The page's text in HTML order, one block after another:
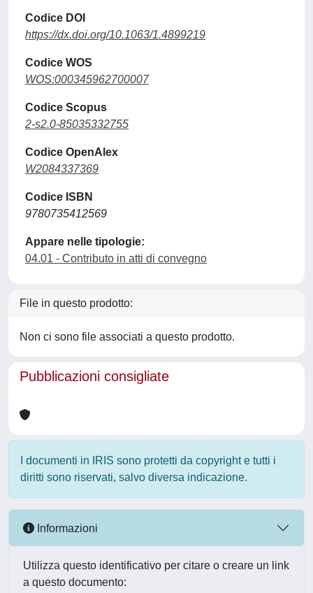
Codice DOI
https://dx.doi.org/10.1063/1.4899219
Codice WOS
WOS:000345962700007
Codice Scopus
2-s2.0-85035332755
Codice OpenAlex
W2084337369
Codice ISBN
9780735412569
Appare nelle tipologie:
04.01 - Contributo in atti di convegno
File in questo prodotto:
Non ci sono file associati a questo prodotto.
Pubblicazioni consigliate
I documenti in IRIS sono protetti da copyright e tutti i
diritti sono riservati, salvo diversa indicazione.
Informazioni
Utilizza questo identificativo per citare o creare un link
a questo documento: